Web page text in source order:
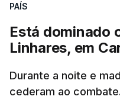
ESTE
PAÍS
Está dominado
Linhares, em
Durante a noite e
cederam ao